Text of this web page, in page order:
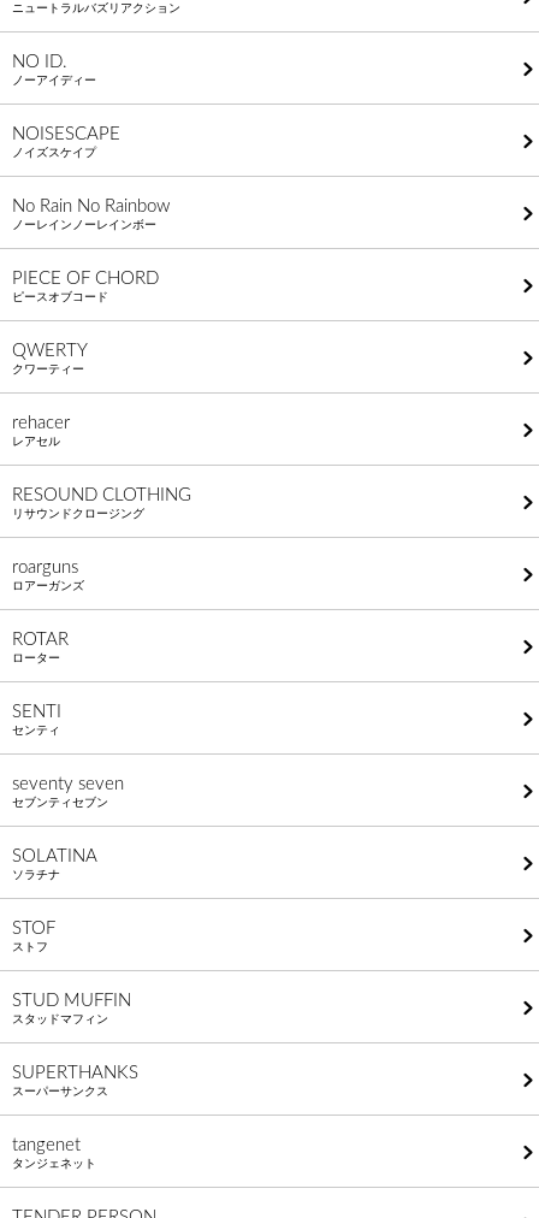
ニュートラルバズリアクション
NO ID.
ノーアイディー
NOISESCAPE
ノイズスケイプ
No Rain No Rainbow
ノーレインノーレインボー
PIECE OF CHORD
ピースオブコード
QWERTY
クワーティー
rehacer
レアセル
RESOUND CLOTHING
リサウンドクロージング
roarguns
ロアーガンズ
ROTAR
ローター
SENTI
センティ
seventy seven
セブンティセブン
SOLATINA
ソラチナ
STOF
ストフ
STUD MUFFIN
スタッドマフィン
SUPERTHANKS
スーパーサンクス
tangenet
タンジェネット